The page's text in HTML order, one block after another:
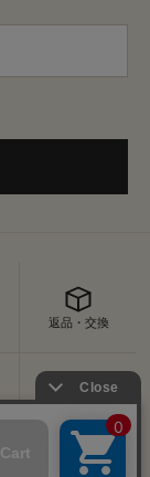
返品・交換
お問い合わせ